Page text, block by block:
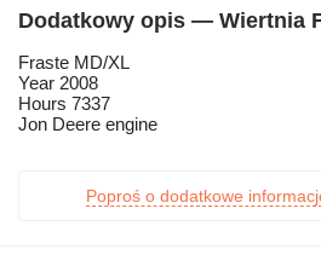
Dodatkowy opis — Wiertnia
Fraste MD/XL
Year 2008
Hours 7337
Jon Deere engine
Poproś o dodatkowe